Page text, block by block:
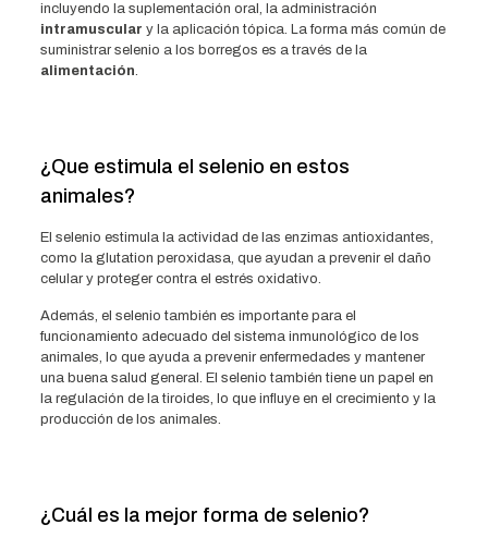
incluyendo la suplementación oral, la administración
intramuscular y la aplicación tópica. La forma más común de
suministrar selenio a los borregos es a través de la
alimentación.
¿Que estimula el selenio en estos
animales?
El selenio estimula la actividad de las enzimas antioxidantes,
como la glutation peroxidasa, que ayudan a prevenir el daño
celular y proteger contra el estrés oxidativo.
Además, el selenio también es importante para el
funcionamiento adecuado del sistema inmunológico de los
animales, lo que ayuda a prevenir enfermedades y mantener
una buena salud general. El selenio también tiene un papel en
la regulación de la tiroides, lo que influye en el crecimiento y la
producción de los animales.
¿Cuál es la mejor forma de selenio?